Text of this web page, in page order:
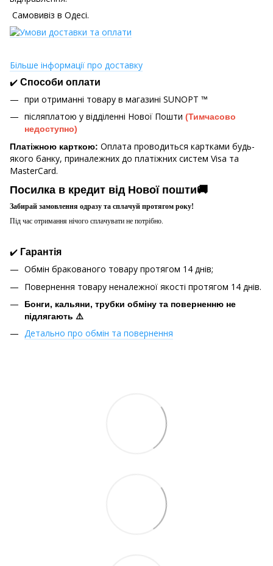
Самовивіз в Одесі.
Більше інформації про доставку
✔️ Способи оплати
при отриманні товару в магазині SUNOPT ™
післяплатою у відділенні Нової Пошти (Тимчасово
недоступно)
Платіжною карткою: Оплата проводиться картками будь-
якого банку, приналежних до платіжних систем Visa та
MasterCard.
Посилка в кредит від Нової пошти🚚
Забирай замовлення одразу та сплачуй протягом року!
Під час отримання нічого сплачувати не потрібно.
✔️ Гарантія
Обмін бракованого товару протягом 14 днів;
Повернення товару неналежної якості протягом 14 днів.
Бонги, кальяни, трубки обміну та поверненню не
підлягають ⚠️
Детально про обмін та повернення